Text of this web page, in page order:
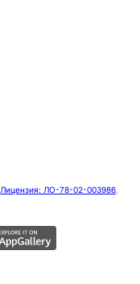
Лицензия: ЛО-78-02-003986,